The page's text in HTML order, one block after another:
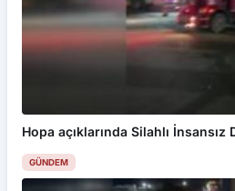
Hopa açıklarında Silahlı İnsansız
GÜNDEM